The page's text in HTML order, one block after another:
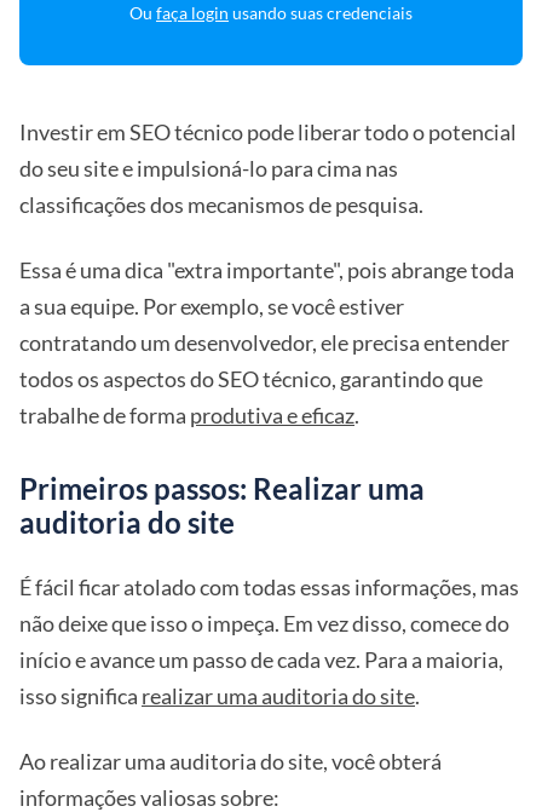
Ou faça login usando suas credenciais
Investir em SEO técnico pode liberar todo o potencial
do seu site e impulsioná-lo para cima nas
classificações dos mecanismos de pesquisa.
Essa é uma dica "extra importante", pois abrange toda
a sua equipe. Por exemplo, se você estiver
contratando um desenvolvedor, ele precisa entender
todos os aspectos do SEO técnico, garantindo que
trabalhe de forma produtiva e eficaz.
Primeiros passos: Realizar uma
auditoria do site
É fácil ficar atolado com todas essas informações, mas
não deixe que isso o impeça. Em vez disso, comece do
início e avance um passo de cada vez. Para a maioria,
isso significa realizar uma auditoria do site.
Ao realizar uma auditoria do site, você obterá
informações valiosas sobre: